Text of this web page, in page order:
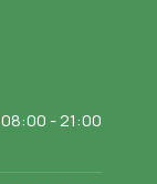
08:00 - 21:00